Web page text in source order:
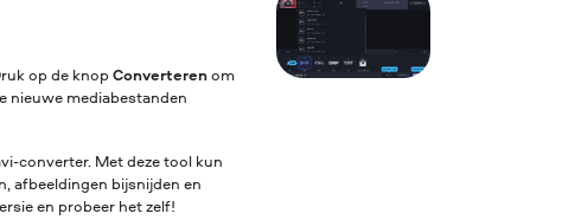
op de knopConverterenom
nieuwe mediabestanden
converter. Met deze tool kun
afbeeldingen bijsnijden en
en probeer het zelf!